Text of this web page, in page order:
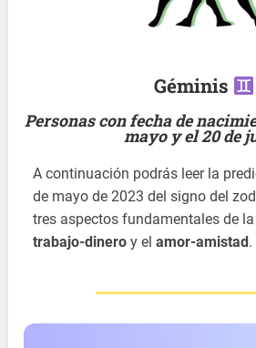
Géminis
Personas con fecha de
mayo y el 20 de
A continuación podrás leer la
de mayo de 2023 del signo del
tres aspectos fundamentales de
trabajo-dinero y elamor-amistad .